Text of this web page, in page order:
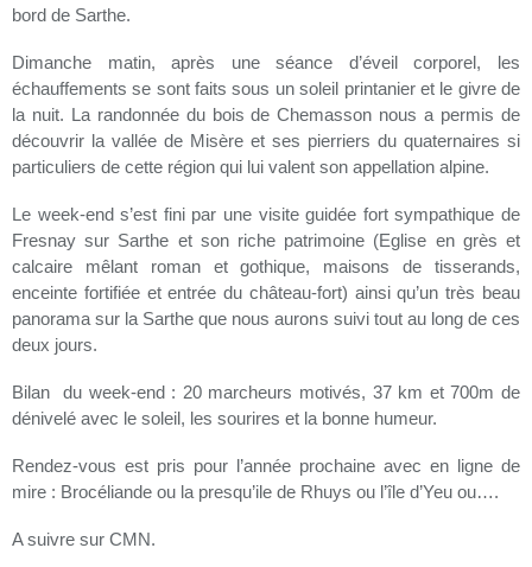
bord de Sarthe.
Dimanche matin, après une séance d’éveil corporel, les
échauffements se sont faits sous un soleil printanier et le givre de
la nuit. La randonnée du bois de Chemasson nous a permis de
découvrir la vallée de Misère et ses pierriers du quaternaires si
particuliers de cette région qui lui valent son appellation alpine.
Le week-end s’est fini par une visite guidée fort sympathique de
Fresnay sur Sarthe et son riche patrimoine (Eglise en grès et
calcaire mêlant roman et gothique, maisons de tisserands,
enceinte fortifiée et entrée du château-fort) ainsi qu’un très beau
panorama sur la Sarthe que nous aurons suivi tout au long de ces
deux jours.
Bilan du week-end : 20 marcheurs motivés, 37 km et 700m de
dénivelé avec le soleil, les sourires et la bonne humeur.
Rendez-vous est pris pour l’année prochaine avec en ligne de
mire : Brocéliande ou la presqu’ile de Rhuys ou l’île d’Yeu ou….
A suivre sur CMN.